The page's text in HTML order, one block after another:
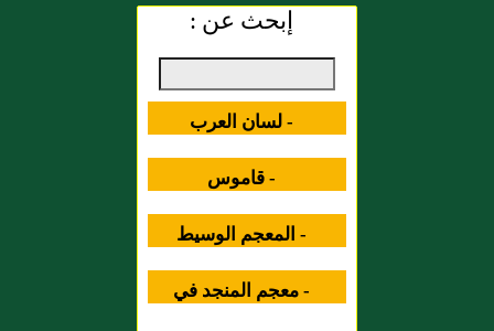
إبحث عن :
- لسان العرب
- قاموس
المصطلحات العلمية
- المعجم الوسيط
- معجم المنجد في